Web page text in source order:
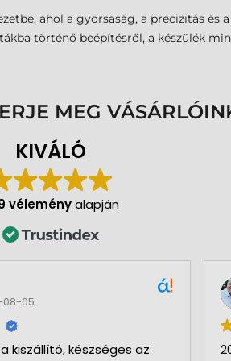
ahol a gyorsaság, a precizitás és
történő beépítésről, a készülék
MEG
KIVÁLÓ
véleményalapján
08-05
kiszállító, készséges az